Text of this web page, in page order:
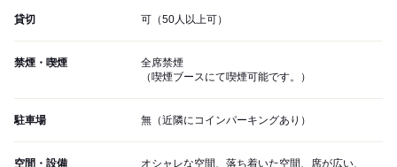
貸切 可（50人以上可）
禁煙・喫煙
全席禁煙
（喫煙ブースにて喫煙可能です。）
駐車場 無（近隣にコインパーキングあり）
空間・設備
オシャレな空間、落ち着いた空間、席が広い、